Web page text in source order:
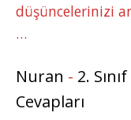
düşüncelerinizi
…
Nuran - 2.
Cevapları